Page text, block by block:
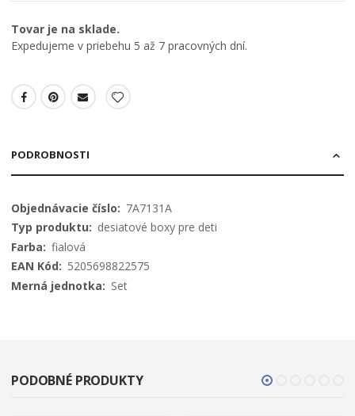
Tovar je na sklade.
Expedujeme v priebehu 5 až 7 pracovných dní.
PODROBNOSTI
Viac
informácií
7A7131A
desiatové boxy pre deti
fialová
5205698822575
Set
PODOBNÉ PRODUKTY